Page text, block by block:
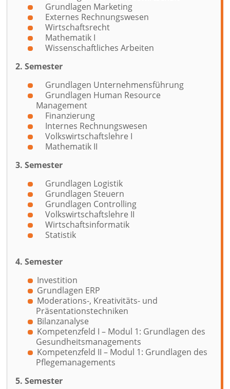
Grundlagen Marketing
Externes Rechnungswesen
Wirtschaftsrecht
Mathematik I
Wissenschaftliches Arbeiten
2. Semester
Grundlagen Unternehmensführung
Grundlagen Human Resource
Management
Finanzierung
Internes Rechnungswesen
Volkswirtschaftslehre I
Mathematik II
3. Semester
Grundlagen Logistik
Grundlagen Steuern
Grundlagen Controlling
Volkswirtschaftslehre II
Wirtschaftsinformatik
Statistik
4. Semester
Investition
Grundlagen ERP
Moderations-, Kreativitäts- und
Präsentationstechniken
Bilanzanalyse
Kompetenzfeld I – Modul 1: Grundlagen des
Gesundheitsmanagements
Kompetenzfeld II – Modul 1: Grundlagen des
Pflegemanagements
5. Semester